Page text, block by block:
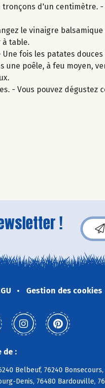
tronçons d'un centimètre. -
le vinaigre balsamique
à table.
fois les patates douces
une poêle, à feu moyen,
- Vous pouvez dégustez
!
Gestion des cookies
de :
Belbeuf, 76240
Denis, 76480 Bardouville,